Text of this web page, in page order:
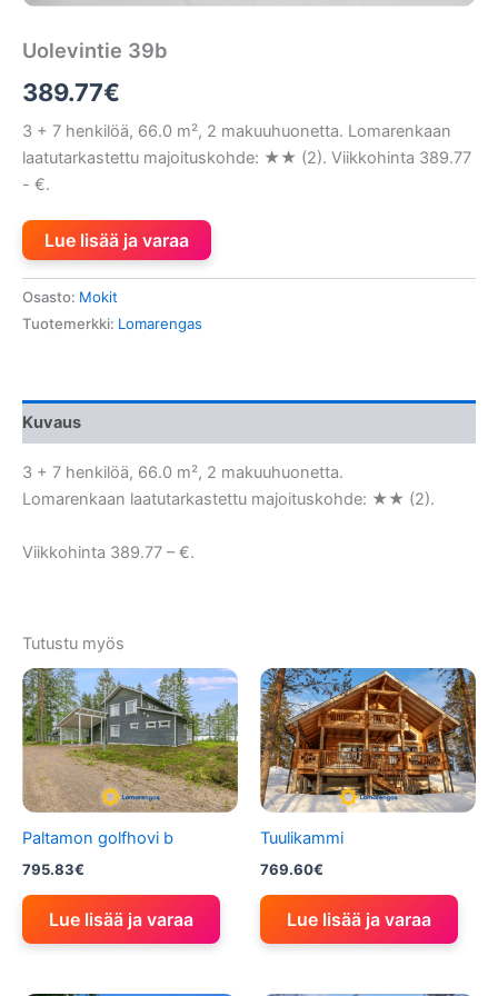
Uolevintie 39b
389.77€
3 + 7 henkilöä, 66.0 m², 2 makuuhuonetta. Lomarenkaan
laatutarkastettu majoituskohde: ★★ (2). Viikkohinta 389.77
- €.
Lue lisää ja varaa
Osasto: Mokit
Tuotemerkki: Lomarengas
Kuvaus
3 + 7 henkilöä, 66.0 m², 2 makuuhuonetta.
Lomarenkaan laatutarkastettu majoituskohde: ★★ (2).
Viikkohinta 389.77 – €.
Tutustu myös
Paltamon golfhovi b
795.83€
Lue lisää ja varaa
Tuulikammi
769.60€
Lue lisää ja varaa